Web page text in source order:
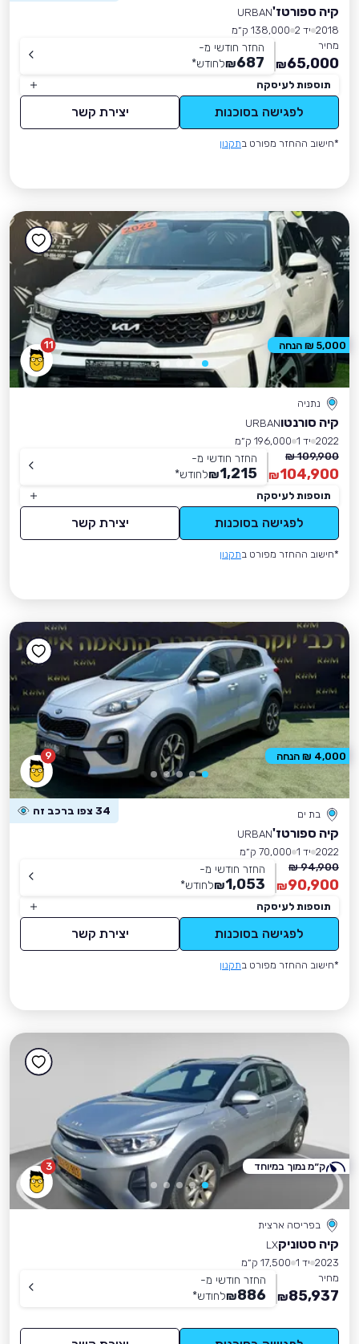
קיה ספורטז'URBAN
2018 יד 2
138,000 ק״מ
מחיר
65,000
₪
החזר חודשי מ-
687
₪לחודש*
תוספות לעיסקה
לפגישה בסוכנות יצירת קשר
*חישוב ההחזר מפורט בתקנון
11
נתניה
קיה סורנטוURBAN
2022 יד 1
196,000 ק״מ
109,900 ₪
104,900
₪
החזר חודשי מ-
1,215
₪לחודש*
תוספות לעיסקה
לפגישה בסוכנות יצירת קשר
*חישוב ההחזר מפורט בתקנון
5,000 ₪ הנחה
9
בת ים 34 צפו ברכב זה
קיה ספורטז'URBAN
2022 יד 1
70,000 ק״מ
94,900 ₪
90,900
₪
החזר חודשי מ-
1,053
₪לחודש*
תוספות לעיסקה
לפגישה בסוכנות יצירת קשר
*חישוב ההחזר מפורט בתקנון
4,000 ₪ הנחה
3
בפריסה ארצית
קיה סטוניקLX
2023 יד 1
17,500 ק״מ
מחיר
85,937
₪
החזר חודשי מ-
886
₪לחודש*
ק״מ נמוך במיוחד